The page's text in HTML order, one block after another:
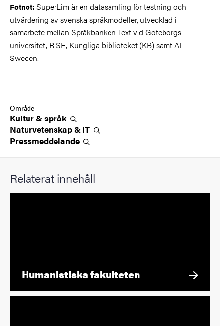
Fotnot: SuperLim är en datasamling för testning och
utvärdering av svenska språkmodeller, utvecklad i
samarbete mellan Språkbanken Text vid Göteborgs
universitet, RISE, Kungliga biblioteket (KB) samt AI
Sweden.
Område
Kultur &språk
Naturvetenskap & IT
Pressmeddelande
Relaterat innehåll
Humanistiska fakulteten